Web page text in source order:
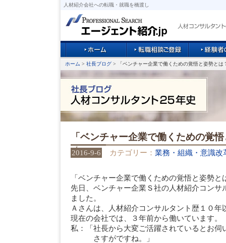
人材紹介会社への転職・就職を橋渡し
ホーム > 社長ブログ > 「ベンチャー企業で働くための覚悟と姿勢とは
「ベンチャー企業で働くための覚
2016-9-6 カテゴリー： 業務・組織・意識改
「ベンチャー企業で働くための覚悟と姿勢と
先日、ベンチャー企業Ｓ社の人材紹介コンサ
ました。
Ａさんは、人材紹介コンサルタント歴１０年
現在の会社では、３年前から働いています。
私：「社長から大変ご活躍されているとお伺
さすがですね。」